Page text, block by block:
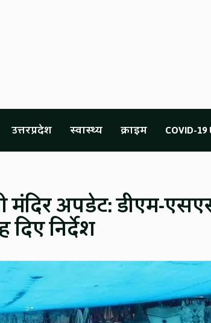
उत्तरप्रदेश स्वास्थ्य क्राइम COVID-19
अपडेट: डीएम-
निर्देश